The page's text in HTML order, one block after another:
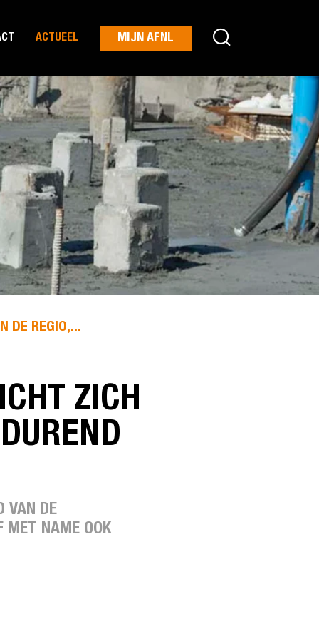
ACTUEEL MIJN AFNL
DE REGIO,...
ZICH
VAN DE
MET NAME OOK